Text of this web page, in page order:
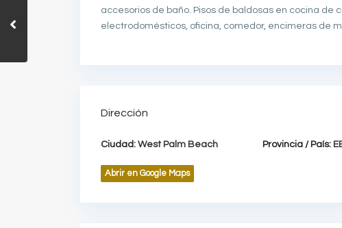
accesorios de baño. Pisos de baldosas en cocina de
electrodomésticos, oficina, comedor, encimeras de
Dirección
Ciudad: West Palm Beach Provincia / País:
Abrir en Google Maps